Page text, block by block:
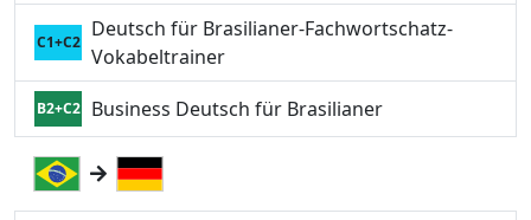
C1+C2
Deutsch für Brasilianer-Fachwortschatz-
Vokabeltrainer
B2+C2 Business Deutsch für Brasilianer